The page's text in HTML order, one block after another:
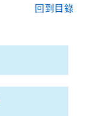
回到目錄